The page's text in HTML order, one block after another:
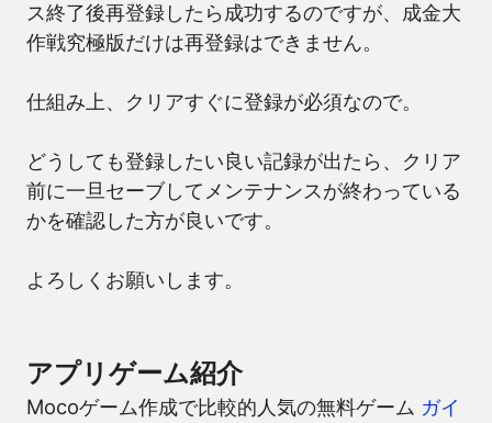
ス終了後再登録したら成功するのですが、成金大
作戦究極版だけは再登録はできません。
仕組み上、クリアすぐに登録が必須なので。
どうしても登録したい良い記録が出たら、クリア
前に一旦セーブしてメンテナンスが終わっている
かを確認した方が良いです。
よろしくお願いします。
アプリゲーム紹介
Mocoゲーム作成で比較的人気の無料ゲーム ガイ